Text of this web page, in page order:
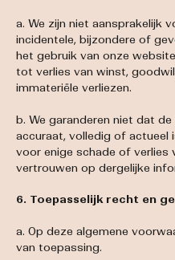
a. We zijn niet aansprakelijk
incidentele, bijzondere of
het gebruik van onze
tot verlies van winst,
immateriële verliezen.
b. We garanderen niet dat
accuraat, volledig of actueel
voor enige schade of verlies
vertrouwen op dergelijke
6. Toepasselijk recht en
a. Op deze algemene
van toepassing.